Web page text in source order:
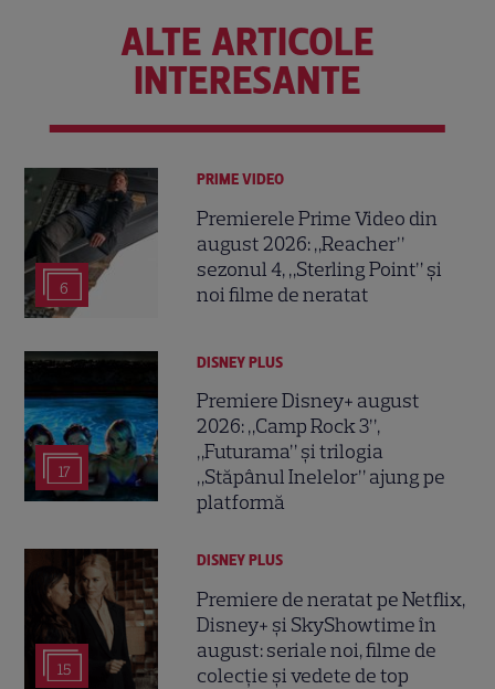
ALTE ARTICOLE
INTERESANTE
6
PRIME VIDEO
Premierele Prime Video din
august 2026: „Reacher”
sezonul 4, „Sterling Point” și
noi filme de neratat
17
DISNEY PLUS
Premiere Disney+ august
2026: „Camp Rock 3”,
„Futurama” și trilogia
„Stăpânul Inelelor” ajung pe
platformă
15
DISNEY PLUS
Premiere de neratat pe Netflix,
Disney+ și SkyShowtime în
august: seriale noi, filme de
colecție și vedete de top